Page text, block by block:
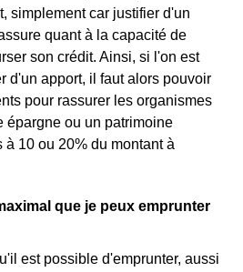
simplement car justifier d'un
quant à la capacité de
son crédit. Ainsi, si l'on est
d'un apport, il faut alors pouvoir
pour rassurer les organismes
épargne ou un patrimoine
10 ou 20% du montant à
que je peux emprunter
est possible d'emprunter, aussi